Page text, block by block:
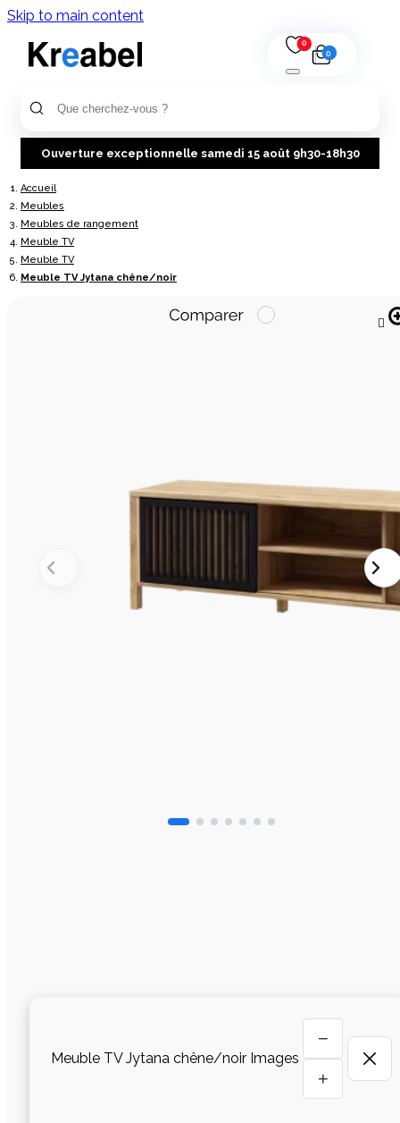
Skip to main content
0
0
Ouverture exceptionnelle samedi 15 août 9h30-18h30
Accueil
Meubles
Meubles de rangement
Meuble TV
Meuble TV
Meuble TV Jytana chêne/noir

Meuble TV Jytana chêne/noir Images
−
+